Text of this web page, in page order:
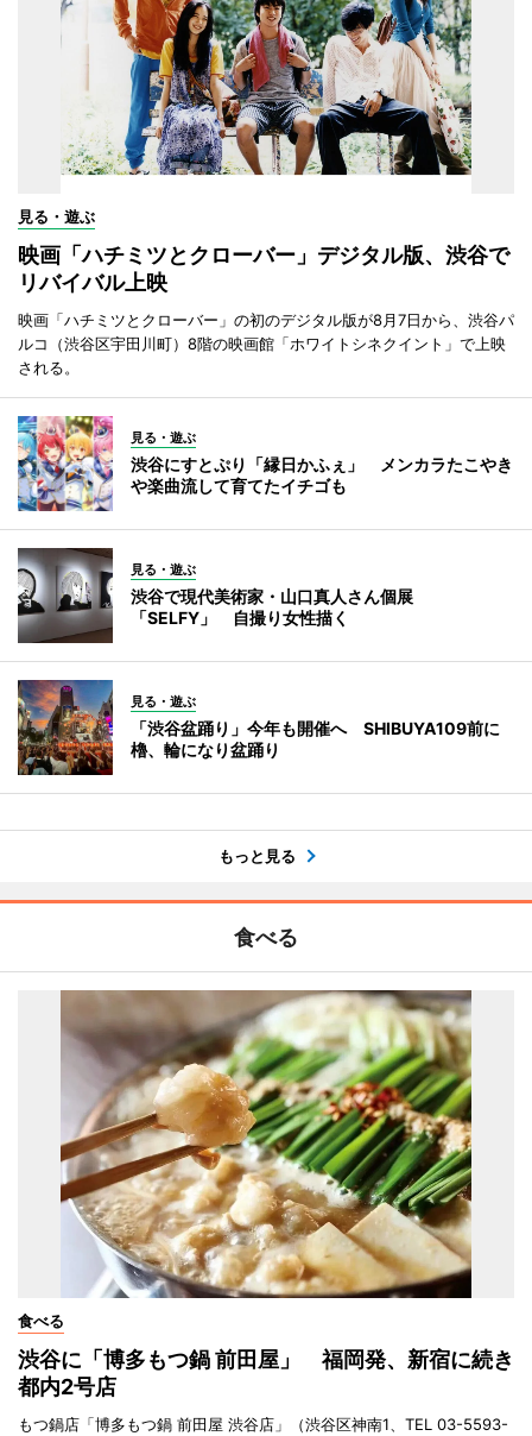
見る・遊ぶ
映画「ハチミツとクローバー」デジタル版、渋谷で
リバイバル上映
映画「ハチミツとクローバー」の初のデジタル版が8月7日から、渋谷パ
ルコ（渋谷区宇田川町）8階の映画館「ホワイトシネクイント」で上映
される。
見る・遊ぶ
渋谷にすとぷり「縁日かふぇ」 メンカラたこやき
や楽曲流して育てたイチゴも
見る・遊ぶ
渋谷で現代美術家・山口真人さん個展
「SELFY」 自撮り女性描く
見る・遊ぶ
「渋谷盆踊り」今年も開催へ SHIBUYA109前に
櫓、輪になり盆踊り
もっと見る
食べる
食べる
渋谷に「博多もつ鍋 前田屋」 福岡発、新宿に続き
都内2号店
もつ鍋店「博多もつ鍋 前田屋 渋谷店」（渋谷区神南1、TEL 03-5593-